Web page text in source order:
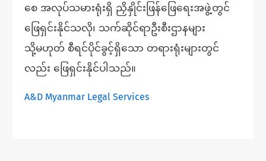
စေ အလုပ်သမားရုံးရှိ ညှိနှိုင်းဖြန်ဖြေရေးအဖွဲ့တွင်
ဖြေရှင်းနိုင်သလို၊ သက်ဆိုင်ရာဦးစီးဌာနများ
သို့မဟုတ် စီရင်ပိုင်ခွင့်ရှိသော တရားရုံးများတွင်
လည်း ဖြေရှင်းနိုင်ပါသည်။
A&D Myanmar Legal Services